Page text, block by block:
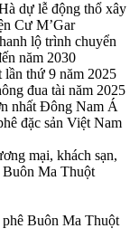
dự lễ động thổ xây
Cư M’Gar
lộ trình chuyển
năm 2030
thứ 9 năm 2025
đua tài năm 2025
nhất Đông Nam Á
đặc sản Việt Nam
mại, khách sạn,
Buôn Ma Thuột
Buôn Ma Thuột